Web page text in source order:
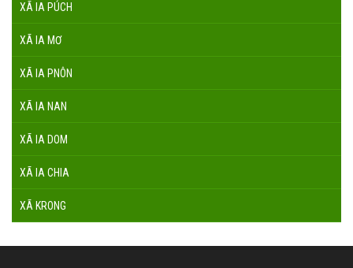
XÃ IA PÚCH
XÃ IA MƠ
XÃ IA PNÔN
XÃ IA NAN
XÃ IA DOM
XÃ IA CHIA
XÃ KRONG